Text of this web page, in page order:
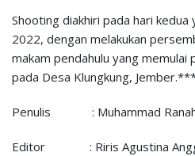
Shooting diakhiri pada hari kedua
2022, dengan melakukan
makam pendahulu yang memulai
pada Desa Klungkung,
Penulis : Muhammad Ranah
Editor : Riris Agustina